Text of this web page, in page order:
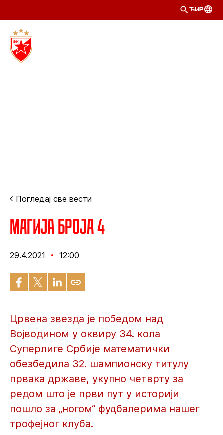
ЋИР
Погледај све вести
Магија броја 4
29.4.2021 12:00
Црвена звезда је победом над
Војводином у оквиру 34. кола
Суперлиге Србије математички
обезбедила 32. шампионску титулу
првака државе, укупно четврту за
редом што је први пут у историји
пошло за „ногом“ фудбалерима нашег
трофејног клуба.